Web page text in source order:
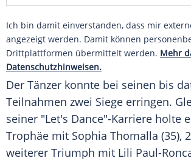
Ich bin damit einverstanden, dass mir
angezeigt werden. Damit können
Drittplattformen übermittelt werden. Mehr
Datenschutzhinweisen.
Der Tänzer konnte bei seinen bis
Teilnahmen zwei Siege erringen.
seiner "Let's Dance"-Karriere holte
Trophäe mit Sophia Thomalla (35),
weiterer Triumph mit Lili Paul-